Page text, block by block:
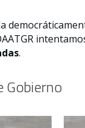
.
Gobierno